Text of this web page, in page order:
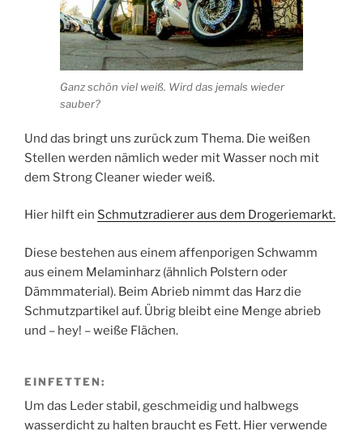
Ganz schön viel weiß. Wird das jemals wieder
sauber?
Und das bringt uns zurück zum Thema. Die weißen
Stellen werden nämlich weder mit Wasser noch mit
dem Strong Cleaner wieder weiß.
Hier hilft ein Schmutzradierer aus dem Drogeriemarkt.
Diese bestehen aus einem affenporigen Schwamm
aus einem Melaminharz (ähnlich Polstern oder
Dämmmaterial). Beim Abrieb nimmt das Harz die
Schmutzpartikel auf. Übrig bleibt eine Menge abrieb
und – hey! – weiße Flächen.
EINFETTEN:
Um das Leder stabil, geschmeidig und halbwegs
wasserdicht zu halten braucht es Fett. Hier verwende